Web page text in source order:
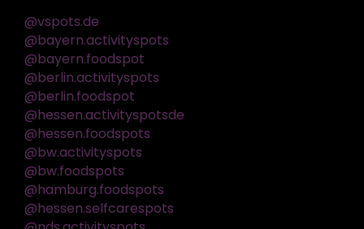
@vspots.de
@bayern.activityspots
@bayern.foodspot
@berlin.activityspots
@berlin.foodspot
@hessen.activityspotsde
@hessen.foodspots
@bw.activityspots
@bw.foodspots
@hamburg.foodspots
@hessen.selfcarespots